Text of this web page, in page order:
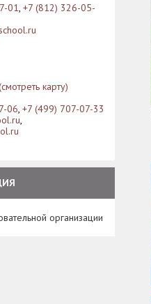
01, +7 (812) 326-05-
карту)
06, +7 (499) 707-07-33
,
организации